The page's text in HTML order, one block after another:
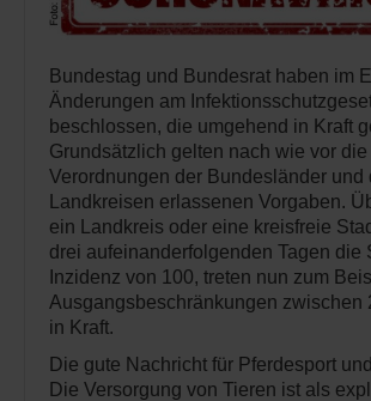
Bundestag und Bundesrat haben im
Änderungen am
beschlossen, die umgehend in Kraft
Grundsätzlich gelten nach wie vor
Verordnungen der Bundesländer und
Landkreisen erlassenen Vorgaben.
ein Landkreis oder eine kreisfreie
drei aufeinanderfolgenden Tagen die
Inzidenz von 100, treten nun zum
Ausgangsbeschränkungen zwischen
in Kraft.
Die gute Nachricht für Pferdesport
Die Versorgung von Tieren ist als